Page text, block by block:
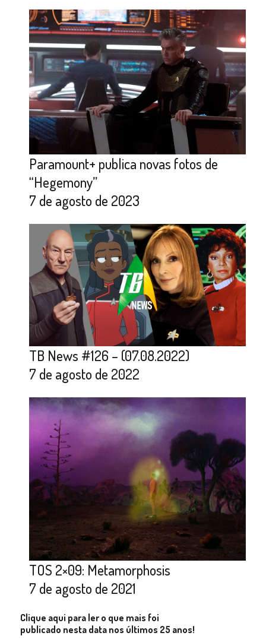
Paramount+ publica novas fotos de
“Hegemony”
7 de agosto de 2023
TB News #126 – (07.08.2022)
7 de agosto de 2022
TOS 2×09: Metamorphosis
7 de agosto de 2021
Clique aqui para ler o que mais foi
publicado nesta data nos últimos 25 anos!